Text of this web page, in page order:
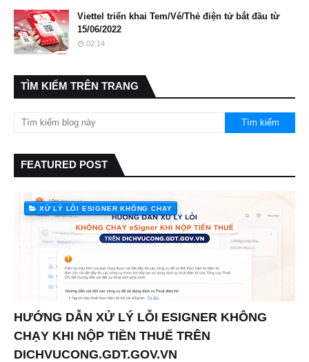
Viettel triển khai Tem/Vé/Thẻ điện tử bắt đầu từ
15/06/2022
02:14
TÌM KIẾM TRÊN TRANG
FEATURED POST
XỬ LÝ LỖI ESIGNER KHÔNG CHẠY
HƯỚNG DẪN XỬ LÝ LỖI ESIGNER KHÔNG
CHẠY KHI NỘP TIỀN THUẾ TRÊN
DICHVUCONG.GDT.GOV.VN